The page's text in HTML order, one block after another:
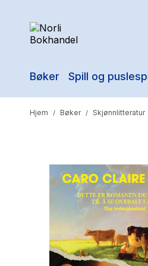
Bøker Spill og
Hjem / Bøker / Skjønnlitteratur